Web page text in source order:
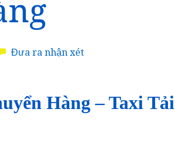
Đưa ra nhận xét
Hàng – Taxi Tải